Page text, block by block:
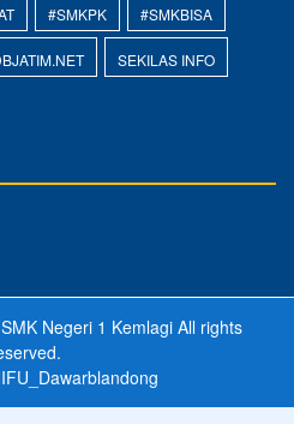
#SMKPK #SMKBISA
SEKILAS INFO
SMK Negeri 1 KemlagiAll rights